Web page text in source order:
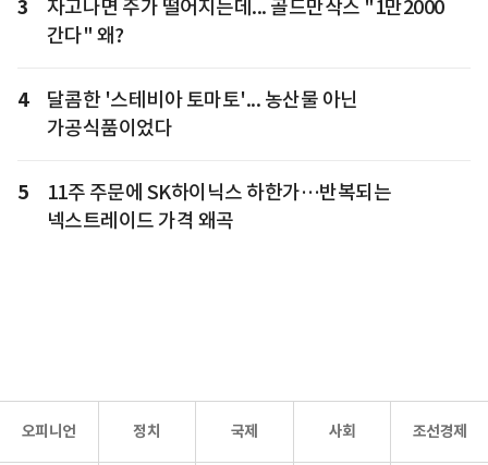
3
자고나면 주가 떨어지는데... 골드만삭스 "1만2000
간다" 왜?
4
달콤한 '스테비아 토마토'... 농산물 아닌
가공식품이었다
5
11주 주문에 SK하이닉스 하한가…반복되는
넥스트레이드 가격 왜곡
오피니언 정치 국제 사회 조선경제